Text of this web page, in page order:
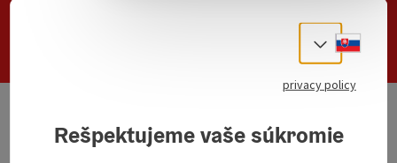
We have not found any search results. Please
Select
privacy policy
Rešpektujeme vaše súkromie